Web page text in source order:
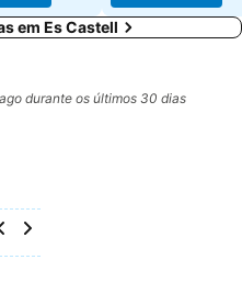
em Es Castell
durante os últimos 30 dias